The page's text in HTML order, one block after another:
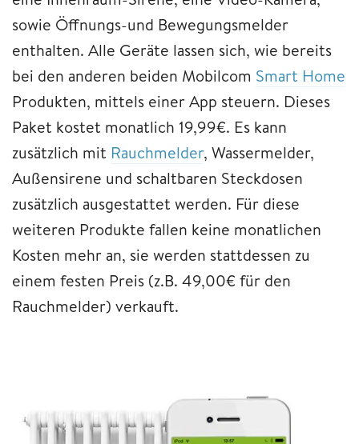
sowie Öffnungs-und Bewegungsmelder
enthalten. Alle Geräte lassen sich, wie bereits
bei den anderen beiden Mobilcom Smart Home
Produkten, mittels einer App steuern. Dieses
Paket kostet monatlich 19,99€. Es kann
zusätzlich mit Rauchmelder, Wassermelder,
Außensirene und schaltbaren Steckdosen
zusätzlich ausgestattet werden. Für diese
weiteren Produkte fallen keine monatlichen
Kosten mehr an, sie werden stattdessen zu
einem festen Preis (z.B. 49,00€ für den
Rauchmelder) verkauft.